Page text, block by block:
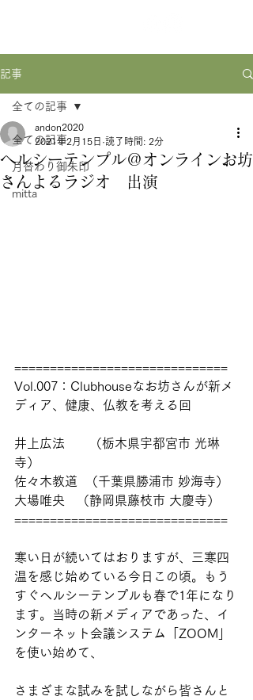
記事
全ての記事
月替わり御朱印
mitta
全ての記事
ヘルシーテンプル＠オンラインお坊
さんよるラジオ 出演
andon2020
2021年2月15日 読了時間: 2分
==============================
Vol.007：Clubhouseなお坊さんが新メ
ディア、健康、仏教を考える回
井上広法　   （栃木県宇都宮市 光琳
寺）
佐々木教道  （千葉県勝浦市 妙海寺）
大場唯央   （静岡県藤枝市 大慶寺）
==============================
寒い日が続いてはおりますが、三寒四
温を感じ始めている今日この頃。もう
すぐヘルシーテンプルも春で1年になり
ます。当時の新メディアであった、イ
ンターネット会議システム「ZOOM」
を使い始めて、
さまざまな試みを試しながら皆さんと